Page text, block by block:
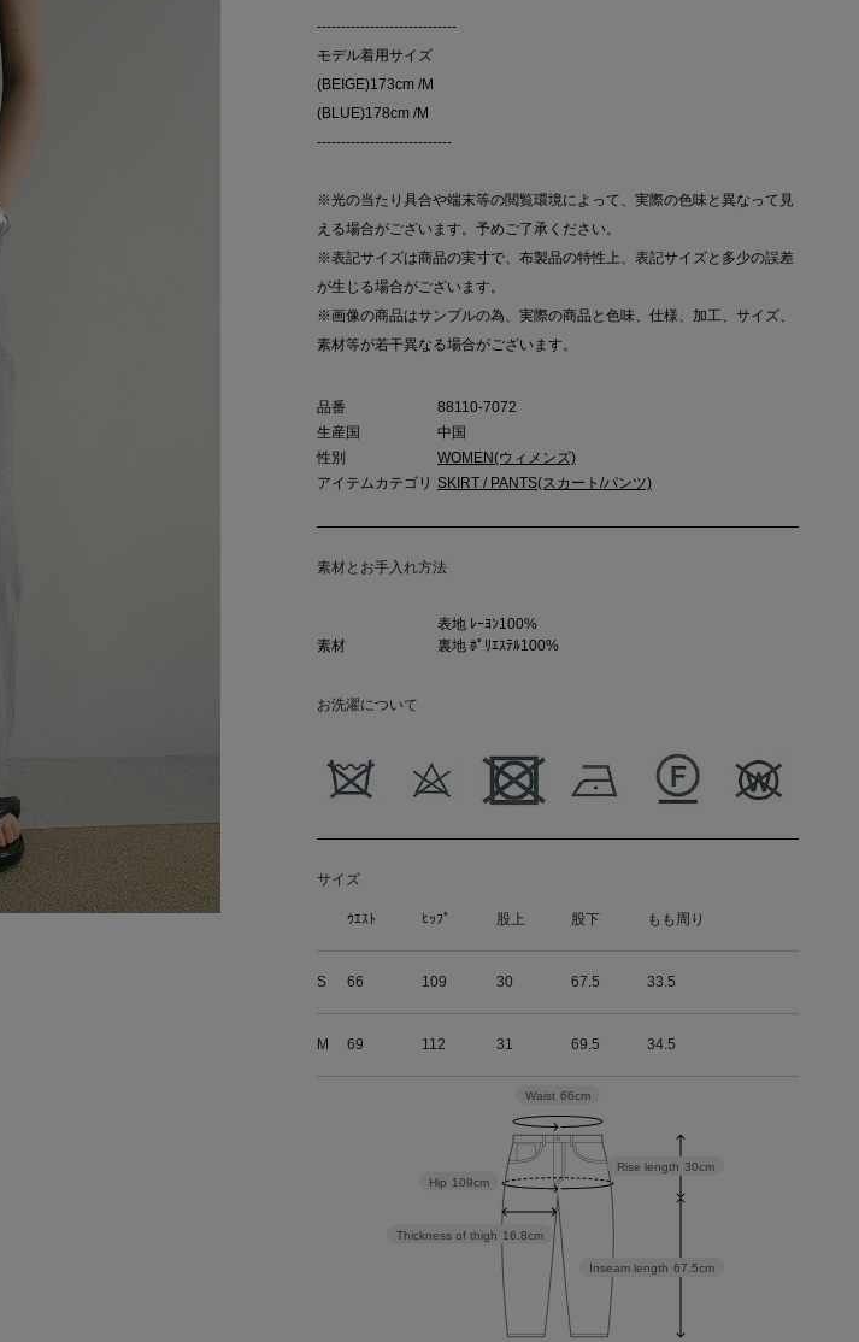
-----------------------------
モデル着用サイズ
(BEIGE)173cm /M
(BLUE)178cm /M
----------------------------
※光の当たり具合や端末等の閲覧環境によって、実際の色味と異なって見
える場合がございます。予めご了承ください。
※表記サイズは商品の実寸で、布製品の特性上、表記サイズと多少の誤差
が生じる場合がございます。
※画像の商品はサンプルの為、実際の商品と色味、仕様、加工、サイズ、
素材等が若干異なる場合がございます。
品番
88110-7072
生産国
中国
性別
WOMEN(ウィメンズ)
アイテムカテゴリ SKIRT / PANTS(スカート/パンツ)
素材とお手入れ方法
素材
表地 ﾚｰﾖﾝ100%
裏地 ﾎﾟﾘｴｽﾃﾙ100%
お洗濯について
サイズ
ｳｴｽﾄ ﾋｯﾌﾟ 股上 股下 もも周り
S 66 109 30 67.5 33.5
M 69 112 31 69.5 34.5
Inseam length 67.5cm
Rise length 30cm
Thickness of thigh 16.8cm
Hip 109cm
Waist 66cm